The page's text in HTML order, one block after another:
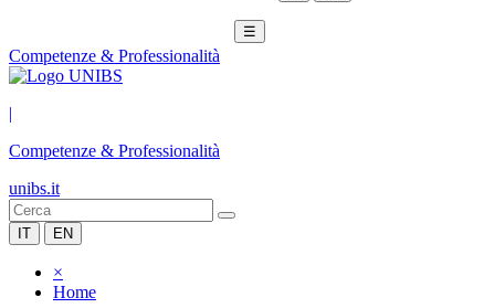
☰
Competenze & Professionalità
|
Competenze & Professionalità
unibs.it
IT EN
×
Home